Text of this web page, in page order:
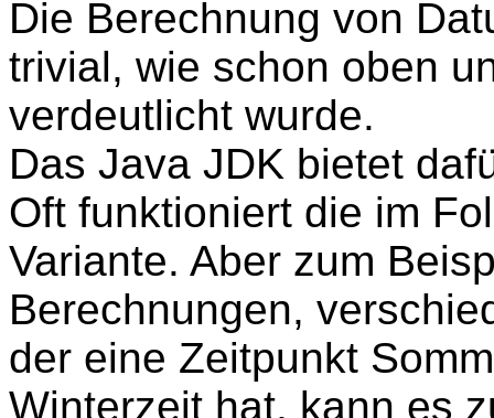
Die Berechnung von
trivial, wie schon oben
verdeutlicht wurde.
Das Java JDK bietet
Oft funktioniert die im
Variante. Aber zum
Berechnungen,
der eine Zeitpunkt
Winterzeit hat, kann es